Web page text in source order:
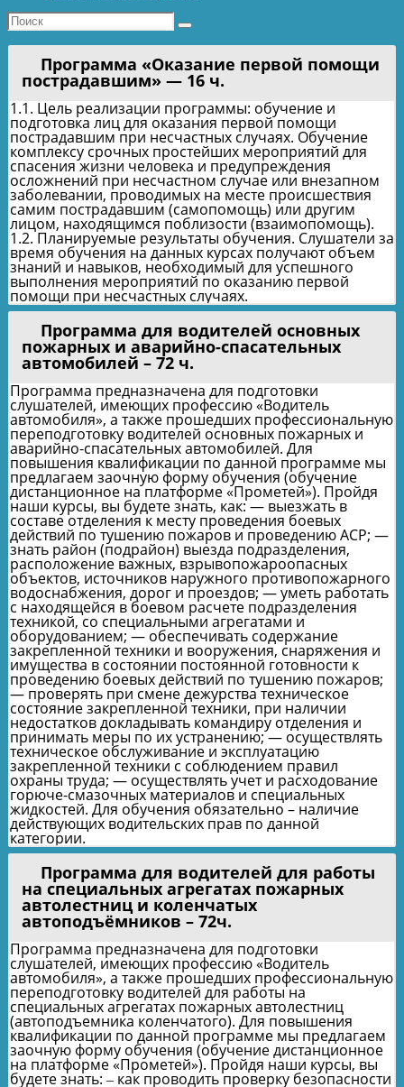
Программа «Оказание первой помощи
пострадавшим» — 16 ч.
1.1. Цель реализации программы: обучение и
подготовка лиц для оказания первой помощи
пострадавшим при несчастных случаях. Обучение
комплексу срочных простейших мероприятий для
спасения жизни человека и предупреждения
осложнений при несчастном случае или внезапном
заболевании, проводимых на месте происшествия
самим пострадавшим (самопомощь) или другим
лицом, находящимся поблизости (взаимопомощь).
1.2. Планируемые результаты обучения. Слушатели за
время обучения на данных курсах получают объем
знаний и навыков, необходимый для успешного
выполнения мероприятий по оказанию первой
помощи при несчастных случаях.
Программа для водителей основных
пожарных и аварийно-спасательных
автомобилей – 72 ч.
Программа предназначена для подготовки
слушателей, имеющих профессию «Водитель
автомобиля», а также прошедших профессиональную
переподготовку водителей основных пожарных и
аварийно-спасательных автомобилей. Для
повышения квалификации по данной программе мы
предлагаем заочную форму обучения (обучение
дистанционное на платформе «Прометей»). Пройдя
наши курсы, вы будете знать, как: — выезжать в
составе отделения к месту проведения боевых
действий по тушению пожаров и проведению АСР; —
знать район (подрайон) выезда подразделения,
расположение важных, взрывопожароопасных
объектов, источников наружного противопожарного
водоснабжения, дорог и проездов; — уметь работать
с находящейся в боевом расчете подразделения
техникой, со специальными агрегатами и
оборудованием; — обеспечивать содержание
закрепленной техники и вооружения, снаряжения и
имущества в состоянии постоянной готовности к
проведению боевых действий по тушению пожаров;
— проверять при смене дежурства техническое
состояние закрепленной техники, при наличии
недостатков докладывать командиру отделения и
принимать меры по их устранению; — осуществлять
техническое обслуживание и эксплуатацию
закрепленной техники с соблюдением правил
охраны труда; — осуществлять учет и расходование
горюче-смазочных материалов и специальных
жидкостей. Для обучения обязательно – наличие
действующих водительских прав по данной
категории.
Программа для водителей для работы
на специальных агрегатах пожарных
автолестниц и коленчатых
автоподъёмников – 72ч.
Программа предназначена для подготовки
слушателей, имеющих профессию «Водитель
автомобиля», а также прошедших профессиональную
переподготовку водителей для работы на
специальных агрегатах пожарных автолестниц
(автоподъемника коленчатого). Для повышения
квалификации по данной программе мы предлагаем
заочную форму обучения (обучение дистанционное
на платформе «Прометей»). Пройдя наши курсы, вы
будете знать: ‒ как проводить проверку безопасности